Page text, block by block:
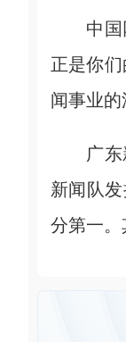
中国网
正是你
闻事业的
广东新
新闻队
分第一